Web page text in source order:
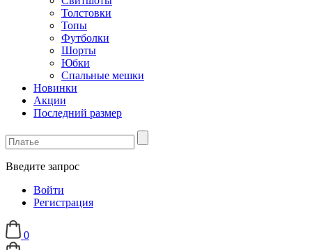
Толстовки
Топы
Футболки
Шорты
Юбки
Спальные мешки
Новинки
Акции
Последний размер
Введите запрос
Войти
Регистрация
0